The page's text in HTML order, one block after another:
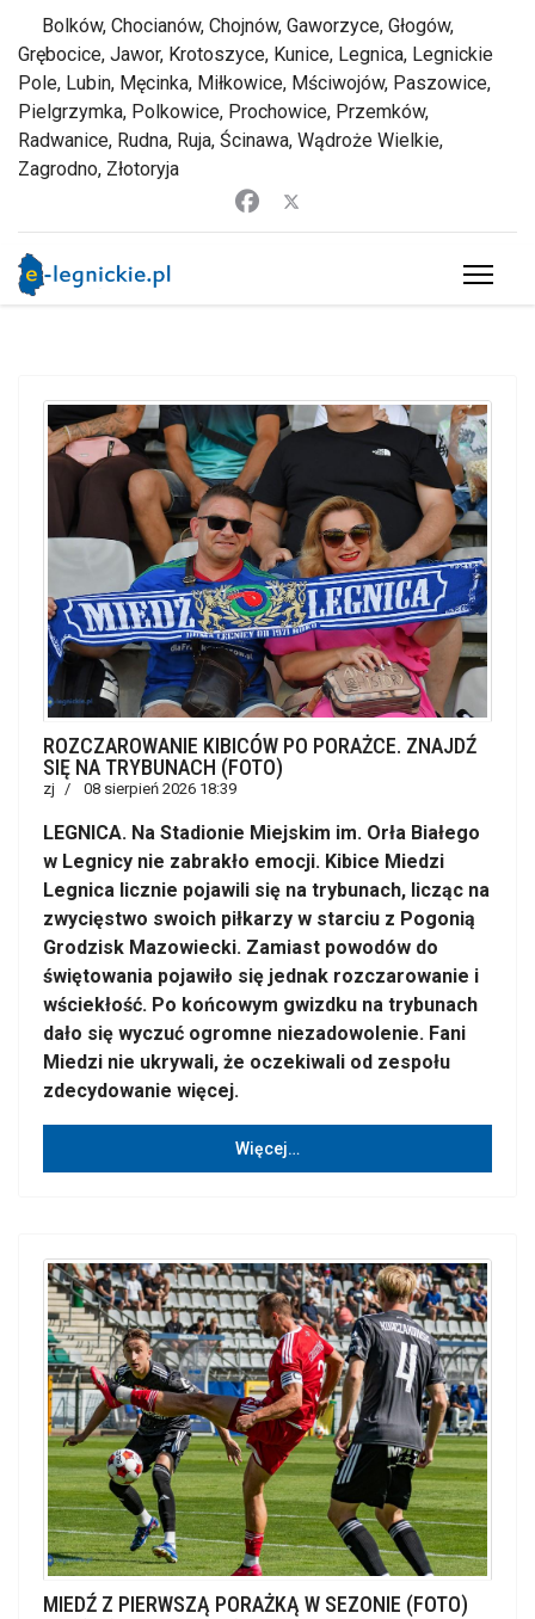
Bolków, Chocianów, Chojnów, Gaworzyce, Głogów,
Grębocice, Jawor, Krotoszyce, Kunice, Legnica, Legnickie
Pole, Lubin, Męcinka, Miłkowice, Mściwojów, Paszowice,
Pielgrzymka, Polkowice, Prochowice, Przemków,
Radwanice, Rudna, Ruja, Ścinawa, Wądroże Wielkie,
Zagrodno, Złotoryja
ROZCZAROWANIE KIBICÓW PO PORAŻCE. ZNAJDŹ
SIĘ NA TRYBUNACH (FOTO)
zj 08 sierpień 2026 18:39
LEGNICA. Na Stadionie Miejskim im. Orła Białego
w Legnicy nie zabrakło emocji. Kibice Miedzi
Legnica licznie pojawili się na trybunach, licząc na
zwycięstwo swoich piłkarzy w starciu z Pogonią
Grodzisk Mazowiecki. Zamiast powodów do
świętowania pojawiło się jednak rozczarowanie i
wściekłość. Po końcowym gwizdku na trybunach
dało się wyczuć ogromne niezadowolenie. Fani
Miedzi nie ukrywali, że oczekiwali od zespołu
zdecydowanie więcej.
Więcej…
MIEDŹ Z PIERWSZĄ PORAŻKĄ W SEZONIE (FOTO)